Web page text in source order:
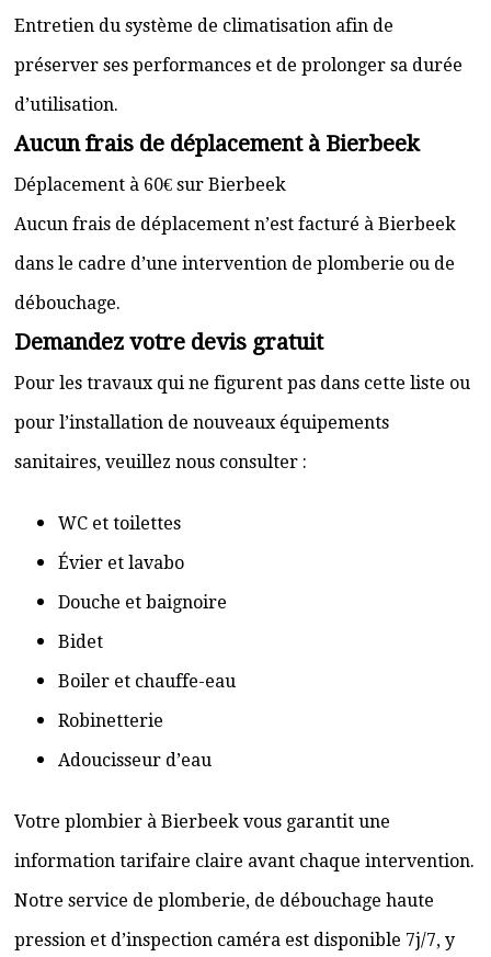
Entretien du système de climatisation afin de
préserver ses performances et de prolonger sa durée
d’utilisation.
Aucun frais de déplacement à Bierbeek
Déplacement à 60€ sur Bierbeek
Aucun frais de déplacement n’est facturé à Bierbeek
dans le cadre d’une intervention de plomberie ou de
débouchage.
Demandez votre devis gratuit
Pour les travaux qui ne figurent pas dans cette liste ou
pour l’installation de nouveaux équipements
sanitaires, veuillez nous consulter :
WC et toilettes
Évier et lavabo
Douche et baignoire
Bidet
Boiler et chauffe-eau
Robinetterie
Adoucisseur d’eau
Votre plombier à Bierbeek vous garantit une
information tarifaire claire avant chaque intervention.
Notre service de plomberie, de débouchage haute
pression et d’inspection caméra est disponible 7j/7, y